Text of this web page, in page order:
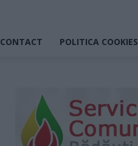
CONTACT POLITICA COOKIES